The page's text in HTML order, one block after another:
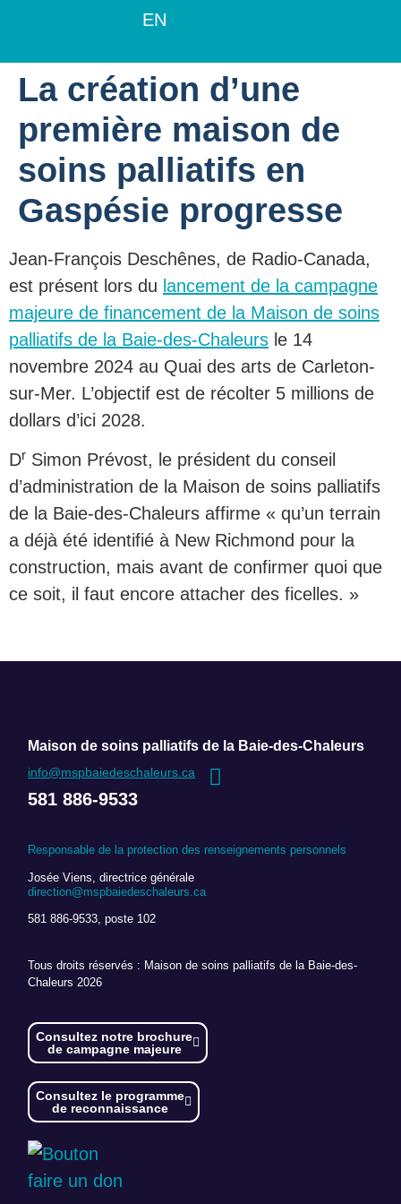
EN
La création d’une
première maison de
soins palliatifs en
Gaspésie progresse
Jean-François Deschênes, de Radio-Canada,
est présent lors du lancement de la campagne
majeure de financement de la Maison de soins
palliatifs de la Baie-des-Chaleurs le 14
novembre 2024 au Quai des arts de Carleton-
sur-Mer. L’objectif est de récolter 5 millions de
dollars d’ici 2028.
Dr Simon Prévost, le président du conseil
d’administration de la Maison de soins palliatifs
de la Baie-des-Chaleurs affirme « qu’un terrain
a déjà été identifié à New Richmond pour la
construction, mais avant de confirmer quoi que
ce soit, il faut encore attacher des ficelles. »
Maison de soins palliatifs de la Baie-des-Chaleurs
info@mspbaiedeschaleurs.ca
581 886-9533
Responsable de la protection des renseignements personnels
Josée Viens, directrice générale
direction@mspbaiedeschaleurs.ca
581 886-9533, poste 102
Tous droits réservés : Maison de soins palliatifs de la Baie-des-
Chaleurs 2026
Consultez notre brochure
de campagne majeure
Consultez le programme
de reconnaissance